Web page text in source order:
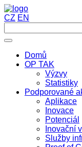
CZ EN
Domů
OP TAK
Výzvy
Statistiky
Podporované
Aplikace
Inovace
Potenciál
Inovační
Služby